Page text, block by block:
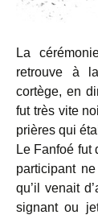
La
retrouve à
cortège, en
fut très vite
prières qui
Le Fanfoé fut
participant
qu’il venait
signant ou